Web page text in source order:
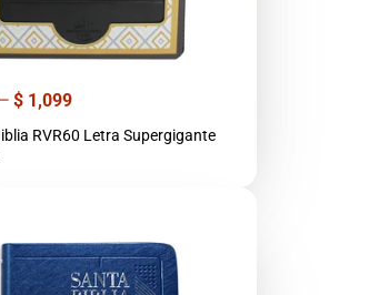
$ 1,099
RVR60 Letra Supergigante